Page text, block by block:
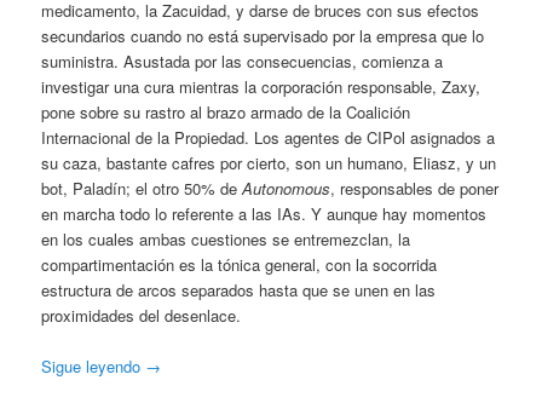
medicamento, la Zacuidad, y darse de bruces con sus efectos
secundarios cuando no está supervisado por la empresa que lo
suministra. Asustada por las consecuencias, comienza a
investigar una cura mientras la corporación responsable, Zaxy,
pone sobre su rastro al brazo armado de la Coalición
Internacional de la Propiedad. Los agentes de CIPol asignados a
su caza, bastante cafres por cierto, son un humano, Eliasz, y un
bot, Paladín; el otro 50% deAutonomous, responsables de poner
en marcha todo lo referente a las IAs. Y aunque hay momentos
en los cuales ambas cuestiones se entremezclan, la
compartimentación es la tónica general, con la socorrida
estructura de arcos separados hasta que se unen en las
proximidades del desenlace.
Sigue leyendo →